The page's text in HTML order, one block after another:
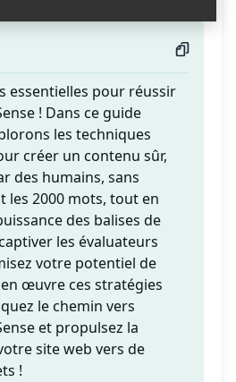
essentielles pour réussir
! Dans ce guide
les techniques
créer un contenu sûr,
des humains, sans
les 2000 mots, tout en
des balises de
les évaluateurs
votre potentiel de
œuvre ces stratégies
le chemin vers
et propulsez la
site web vers de
!